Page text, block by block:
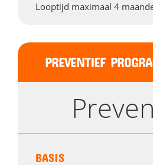
Looptijd maximaal 4
PREVENTIEF
BASIS